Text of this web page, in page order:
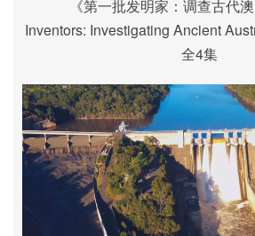
《第一批发明家：调查古代
Inventors: Investigating Ancient
全4集